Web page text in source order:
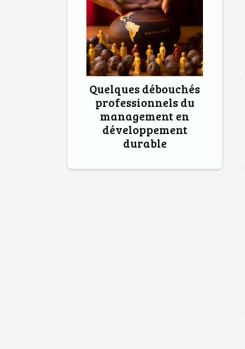
Quelques débouchés
professionnels du
management en
développement
durable